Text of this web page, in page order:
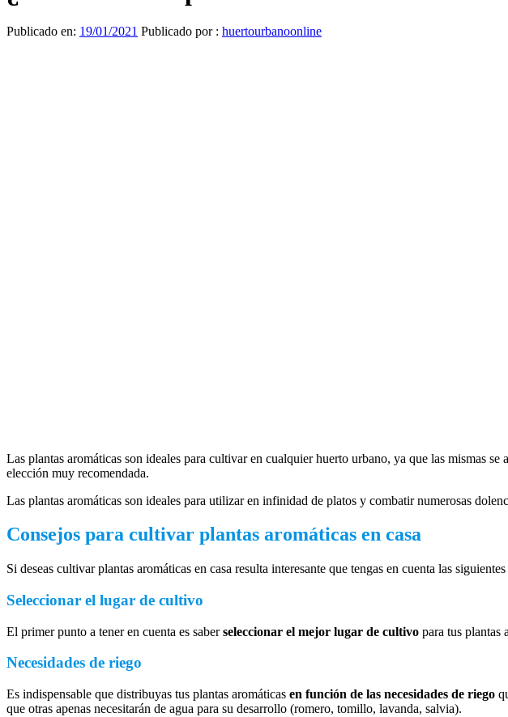
Publicado en: 19/01/2021 Publicado por : huertourbanoonline
Las plantas aromáticas son ideales para cultivar en cualquier huerto urbano, ya que las mismas
elección muy recomendada.
Las plantas aromáticas son ideales para utilizar en infinidad de platos y combatir numerosas
Consejos para cultivar plantas aromáticas en casa
Si deseas cultivar plantas aromáticas en casa resulta interesante que tengas en cuenta las
Seleccionar el lugar de cultivo
El primer punto a tener en cuenta es saberseleccionar el mejor lugar de cultivo para tus plantas
Necesidades de riego
Es indispensable que distribuyas tus plantas aromáticas en función de las necesidades de riego
que otras apenas necesitarán de agua para su desarrollo (romero, tomillo, lavanda, salvia).